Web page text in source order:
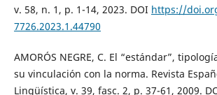
v. 58, n. 1, p. 1-14, 2023. DOI https://
7726.2023.1.44790
AMORÓS NEGRE, C. El “estándar”,
su vinculación con la norma. Revista
Lingüística, v. 39, fasc. 2, p. 37-61, 2009.